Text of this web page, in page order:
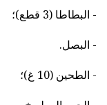
- البطاطا (3 قطع)؛
- البصل.
- الطحين (10 غ)؛